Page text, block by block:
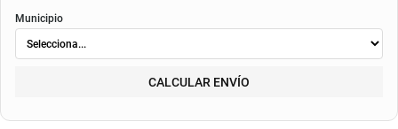
Método de envío
ENVIAR